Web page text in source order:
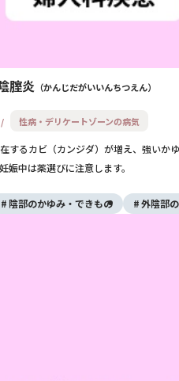
腟炎 かんじだがいいんちつえん
性病・デリケートゾーンの病気
するカビ（カンジダ）が増え、強いか
娠中は薬選びに注意します。
陰部のかゆみ・できもの 外陰部